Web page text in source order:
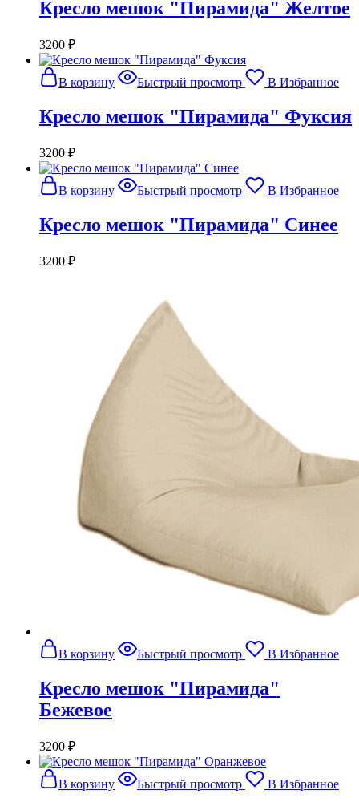
Кресло мешок "Пирамида" Желтое
3200 ₽
В корзину Быстрый просмотр В Избранное
Кресло мешок "Пирамида" Фуксия
3200 ₽
В корзину Быстрый просмотр В Избранное
Кресло мешок "Пирамида" Синее
3200 ₽
В корзину Быстрый просмотр В Избранное
Кресло мешок "Пирамида"
Бежевое
3200 ₽
В корзину Быстрый просмотр В Избранное